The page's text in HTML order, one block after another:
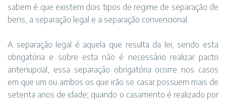
sabem é que existem dois tipos de regime de separação de
bens, a separação legal e a separação convencional.
A separação legal é aquela que resulta da lei, sendo esta
obrigatória e sobre esta não é necessário realizar pacto
antenupcial, essa separação obrigatória ocorre nos casos
em que um ou ambos os que irão se casar possuem mais de
setenta anos de idade; quando o casamento é realizado por